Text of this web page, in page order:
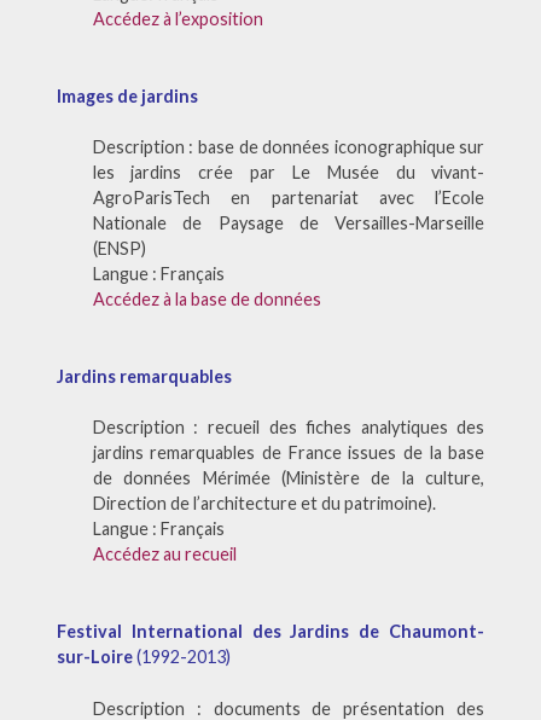
Accédez à l’exposition
Images de jardins
Description : base de données iconographique sur
les jardins crée par Le Musée du vivant-
AgroParisTech en partenariat avec l’Ecole
Nationale de Paysage de Versailles-Marseille
(ENSP)
Langue : Français
Accédez à la base de données
Jardins remarquables
Description : recueil des fiches analytiques des
jardins remarquables de France issues de la base
de données Mérimée (Ministère de la culture,
Direction de l’architecture et du patrimoine).
Langue : Français
Accédez au recueil
Festival International des Jardins de Chaumont-
sur-Loire(1992-2013)
Description : documents de présentation des